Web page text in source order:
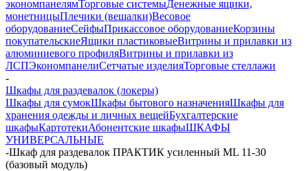
экономпанелямТорговые системыДенежные ящики,
монетницыПлечики (вешалки)Весовое
оборудованиеСейфыПрикассовое оборудованиеКорзины
покупательскиеЯщики пластиковыеВитрины и прилавки из
алюминиевого профиляВитрины и прилавки из
ЛСПЭкономпанелиСетчатые изделияТорговые стеллажи
-
Шкафы для раздевалок (локеры)
Шкафы для сумокШкафы бытового назначенияШкафы для
хранения одежды и личных вещейБухгалтерские
шкафыКартотекиАбонентские шкафыШКАФЫ
УНИВЕРСАЛЬНЫЕ
-Шкаф для раздевалок ПРАКТИК усиленный ML 11-30
(базовый модуль)